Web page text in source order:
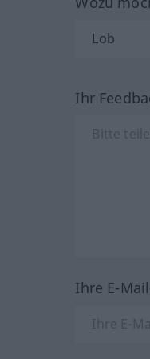
Ihr
Ihre E-